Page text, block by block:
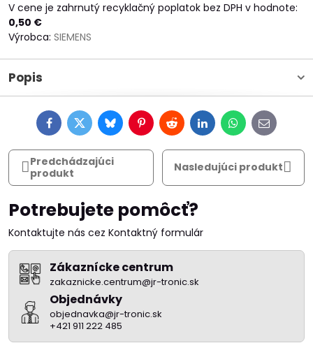
V cene je zahrnutý recyklačný poplatok bez DPH v hodnote:
0,50 €
Výrobca: SIEMENS
Popis
FacebookTwitterBlueskyPinterestRedditLinkedInWhatsApp
E-
mail
Predchádzajúci
produkt
Nasledujúci produkt
Potrebujete pomôcť?
Kontaktujte nás cez Kontaktný formulár
Zákaznícke centrum
zakaznicke.centrum@jr-tronic.sk
Objednávky
objednavka@jr-tronic.sk
+421 911 222 485